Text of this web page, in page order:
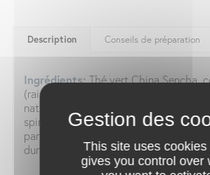
Description Conseils de préparation
Ingrédients:Thé vert China Sencha,
(raisin, huile végétale), feuilles de
naturel, reine des prés, épinards,
spiruline, thé vert Matcha. Mélange
par Alveus avec des ingrédients issus
durable et des arômes naturels
This site uses cookies
gives you control over